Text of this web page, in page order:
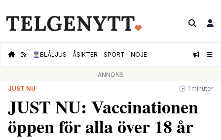
👮🏻‍♂️BLÅLJUS ÅSIKTER SPORT NÖJE
ANNONS
JUST NU
🕝 1 minuter
JUST NU: Vaccinationen
öppen för alla över 18 år